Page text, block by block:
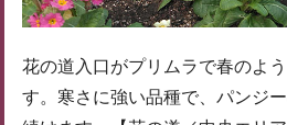
花の道入口がプリムラで春のよ
す。寒さに強い品種で、パンジ